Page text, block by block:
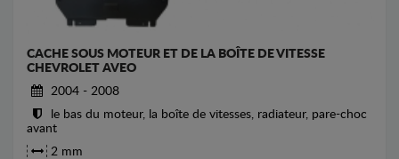
CACHE SOUS MOTEUR ET DE LA BOÎTE DE VITESSE
CHEVROLET AVEO
2004 - 2008
le bas du moteur, la boîte de vitesses, radiateur, pare-choc
avant
2 mm